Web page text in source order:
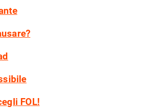
FOL!